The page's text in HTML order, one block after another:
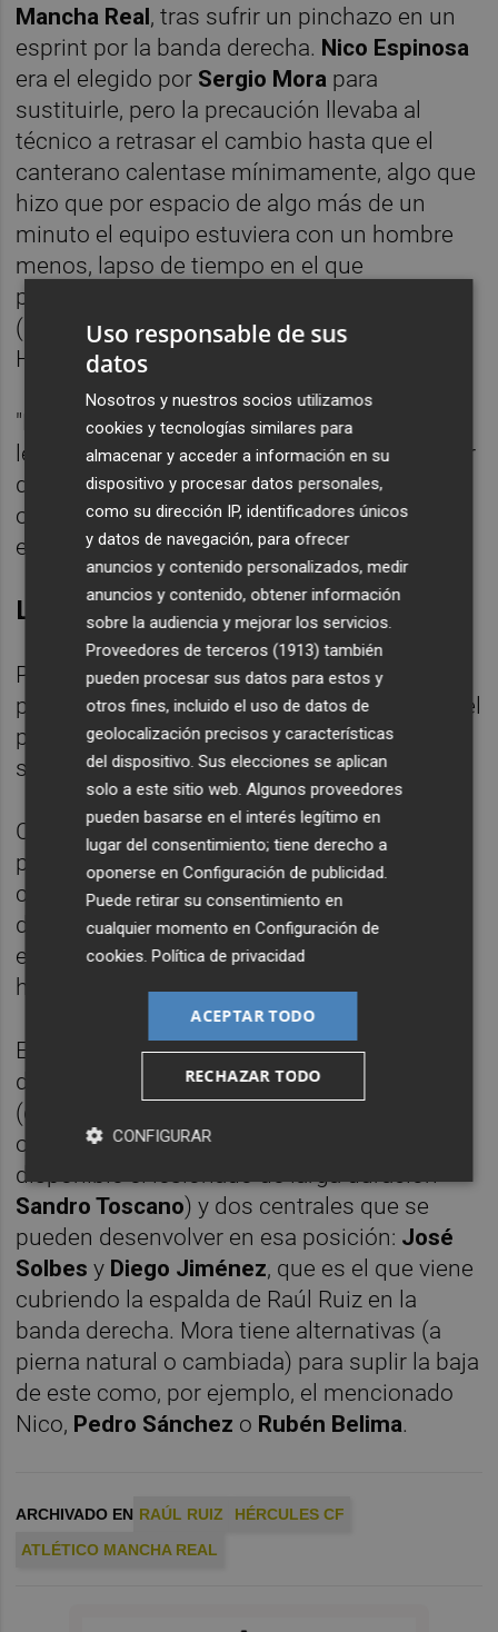
Mancha Real, tras sufrir un pinchazo en un
esprint por la banda derecha. Nico Espinosa
era el elegido por Sergio Mora para
sustituirle, pero la precaución llevaba al
técnico a retrasar el cambio hasta que el
canterano calentase mínimamente, algo que
hizo que por espacio de algo más de un
minuto el equipo estuviera con un hombre
menos, lapso de tiempo en el que
precisamente encajó el gol del empate
(precisamente por la banda en la que el
Hércules acusaba la baja de Raúl).
"Nico (Espinosa) tiene propensión a las
lesiones musculares y de ahí que optase por
darle un minuto para calentar, pero lo
ocurrido nos sirve para aprender", explicaba
el entrenador blanquiazul tras el partido.
Lateral, interior y extremo
Para Raúl Ruiz el de este domingo era su
partido oficial número 49 con la camiseta del
primer equipo del Hércules y el 36 en esta
segunda etapa en la entidad.
Con Mora ahora juega como extremo,
posición que ocupaba en los inicios de su
carrera en la cantera blanquiazul, pero que
desde su regreso y hasta una vez iniciado
este curso (empezó jugando de lateral) no
había vuelto a desempeñar.
El Hércules cuenta ahora con un lateral
derecho natural José Manuel Fernández
(que se incorporaba hace justo un mes para
ocupar la ficha sénior que había dejado
disponible el lesionado de larga duración
Sandro Toscano) y dos centrales que se
pueden desenvolver en esa posición: José
Solbes y Diego Jiménez, que es el que viene
cubriendo la espalda de Raúl Ruiz en la
banda derecha. Mora tiene alternativas (a
pierna natural o cambiada) para suplir la baja
de este como, por ejemplo, el mencionado
Nico, Pedro Sánchez o Rubén Belima.
ARCHIVADO EN RAÚL RUIZ
HÉRCULES CF
ATLÉTICO MANCHA REAL
Uso responsable de sus
datos
Nosotros y nuestros socios utilizamos
cookies y tecnologías similares para
almacenar y acceder a información en su
dispositivo y procesar datos personales,
como su dirección IP, identificadores únicos
y datos de navegación, para ofrecer
anuncios y contenido personalizados, medir
anuncios y contenido, obtener información
sobre la audiencia y mejorar los servicios.
Proveedores de terceros (1913) también
pueden procesar sus datos para estos y
otros fines, incluido el uso de datos de
geolocalización precisos y características
del dispositivo. Sus elecciones se aplican
solo a este sitio web. Algunos proveedores
pueden basarse en el interés legítimo en
lugar del consentimiento; tiene derecho a
oponerse enConfiguración de publicidad.
Puede retirar su consentimiento en
cualquier momento enConfiguración de
cookies.Política de privacidad
ACEPTAR TODO
RECHAZAR TODO
CONFIGURAR